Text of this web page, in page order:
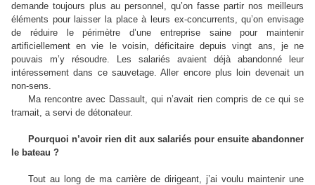
demande toujours plus au personnel, qu’on fasse partir nos meilleurs
éléments pour laisser la place à leurs ex-concurrents, qu’on envisage
de réduire le périmètre d’une entreprise saine pour maintenir
artificiellement en vie le voisin, déficitaire depuis vingt ans, je ne
pouvais m’y résoudre. Les salariés avaient déjà abandonné leur
intéressement dans ce sauvetage. Aller encore plus loin devenait un
non-sens.
Ma rencontre avec Dassault, qui n’avait rien compris de ce qui se
tramait, a servi de détonateur.
Pourquoi n’avoir rien dit aux salariés pour ensuite abandonner
le bateau ?
Tout au long de ma carrière de dirigeant, j’ai voulu maintenir une